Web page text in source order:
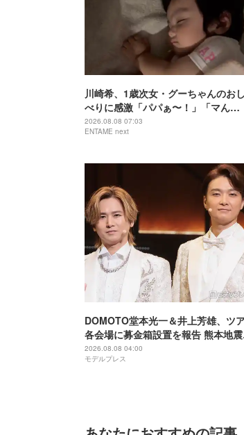
川崎希、1歳次女・グーちゃんのお
べりに感激「パパぁ〜！」「マん
マ！」
2026.08.08 07:03
ENTAME next
DOMOTO堂本光一＆井上芳雄、ツ
各会場に募金箱設置を報告 熊本地
け「ステージから元気を届けられる形
になれば」
2026.08.08 04:00
モデルプレス